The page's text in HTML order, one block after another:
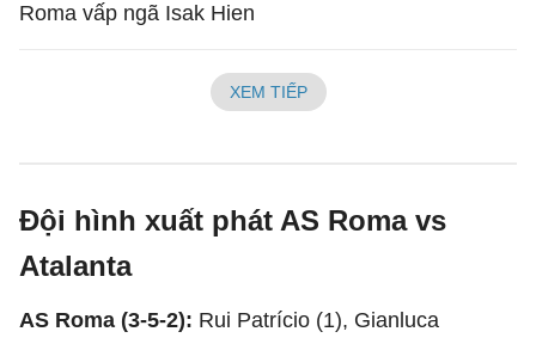
Roma vấp ngã Isak Hien
XEM TIẾP
Đội hình xuất phát AS Roma vs
Atalanta
AS Roma (3-5-2): Rui Patrício (1), Gianluca